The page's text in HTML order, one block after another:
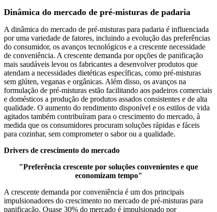
Dinâmica do mercado de pré-misturas de padaria
A dinâmica do mercado de pré-misturas para padaria é influenciada
por uma variedade de fatores, incluindo a evolução das preferências
do consumidor, os avanços tecnológicos e a crescente necessidade
de conveniência. A crescente demanda por opções de panificação
mais saudáveis ​​levou os fabricantes a desenvolver produtos que
atendam a necessidades dietéticas específicas, como pré-misturas
sem glúten, veganas e orgânicas. Além disso, os avanços na
formulação de pré-misturas estão facilitando aos padeiros comerciais
e domésticos a produção de produtos assados ​​consistentes e de alta
qualidade. O aumento do rendimento disponível e os estilos de vida
agitados também contribuíram para o crescimento do mercado, à
medida que os consumidores procuram soluções rápidas e fáceis
para cozinhar, sem comprometer o sabor ou a qualidade.
Drivers de crescimento do mercado
"Preferência crescente por soluções convenientes e que
economizam tempo"
A crescente demanda por conveniência é um dos principais
impulsionadores do crescimento no mercado de pré-misturas para
panificação. Quase 30% do mercado é impulsionado por